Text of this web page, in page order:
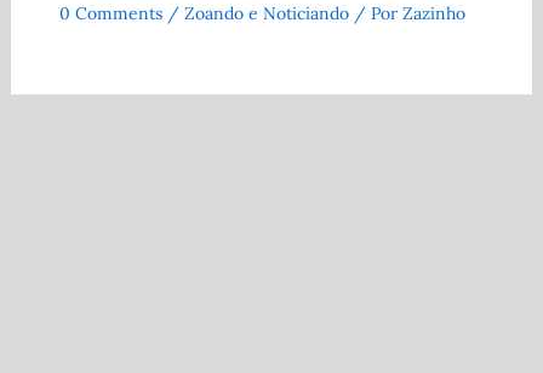
0 Comments / Zoando e Noticiando/ Por Zazinho